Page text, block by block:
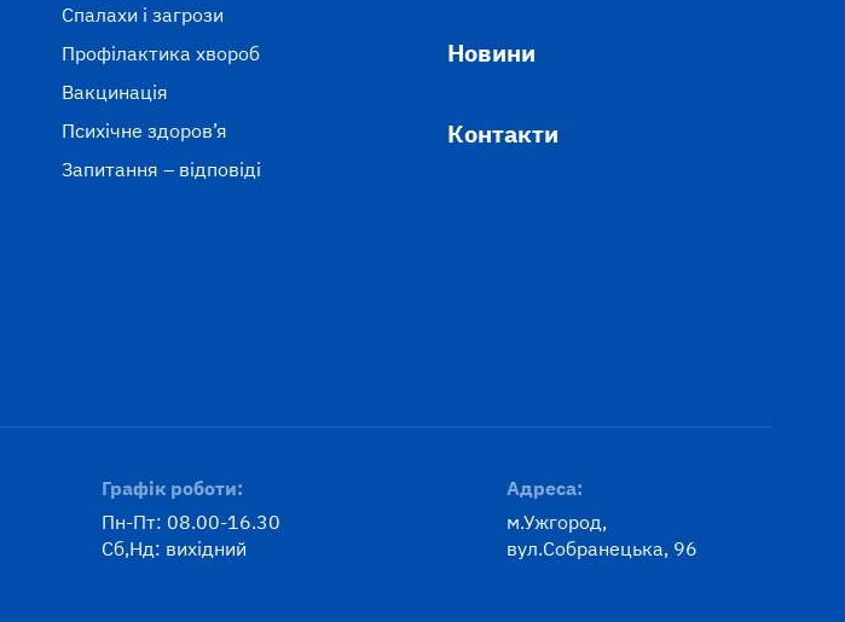
Спалахи і загрози
Профілактика хвороб
Вакцинація
Психічне здоров’я
Запитання – відповіді
Новини
Контакти
Графік роботи:
Пн-Пт: 08.00-16.30
Сб,Нд: вихідний
Адреса:
м.Ужгород,
вул.Собранецька, 96